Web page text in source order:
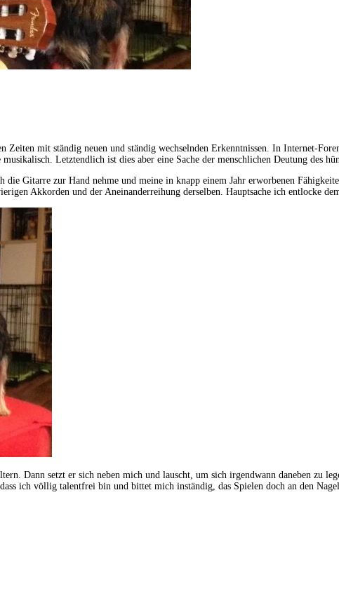
mit ständig neuen und ständig wechselnden Erkenntnissen. In Internet-
Letztendlich ist dies aber eine Sache der menschlichen Deutung des
Gitarre zur Hand nehme und meine in knapp einem Jahr erworbenen
Akkorden und der Aneinanderreihung derselben. Hauptsache ich entlocke
Dann setzt er sich neben mich und lauscht, um sich irgendwann daneben zu
ich völlig talentfrei bin und bittet mich inständig, das Spielen doch an den